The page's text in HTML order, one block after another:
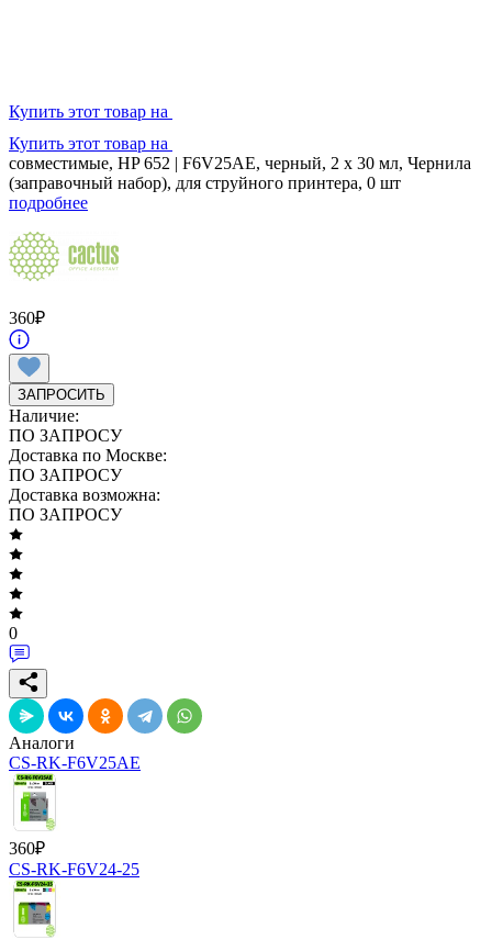
Купить этот товар на
Купить этот товар на
совместимые, HP 652 | F6V25AE, черный, 2 x 30 мл, Чернила
(заправочный набор), для струйного принтера, 0 шт
подробнее
360₽
ЗАПРОСИТЬ
Наличие:
ПО ЗАПРОСУ
Доставка по Москве:
ПО ЗАПРОСУ
Доставка возможна:
ПО ЗАПРОСУ
0
Аналоги
CS-RK-F6V25AE
360₽
CS-RK-F6V24-25